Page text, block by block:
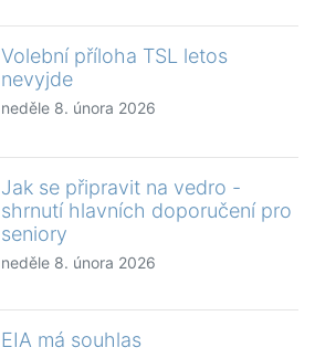
Volební příloha TSL letos
nevyjde
neděle 8. února 2026
Jak se připravit na vedro -
shrnutí hlavních doporučení pro
seniory
neděle 8. února 2026
EIA má souhlas